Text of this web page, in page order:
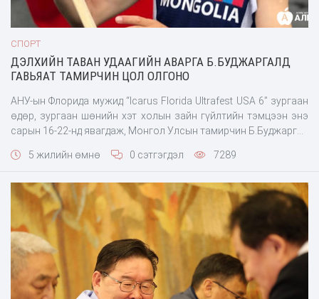
СПОРТ
ДЭЛХИЙН ТАВАН УДААГИЙН АВАРГА Б.БУДЖАРГАЛД
ГАВЬЯАТ ТАМИРЧИН ЦОЛ ОЛГОНО
АНУ-ын Флорида мужид “Icarus Florida Ultrafest USA 6” зургаан
өдөр, зургаан шөнийн хэт холын зайн гүйлтийн тэмцээн энэ
сарын 16-22-нд явагдаж, Монгол Улсын тамирчин Б.Буджаргал
тэргүүлсээр зургаан өдөр, зургаан шөнийн хугацаанд 787 км
ахиулсан байна. Б.Буджаргал
5 жилийн өмнө 0 сэтгэгдэл 7289